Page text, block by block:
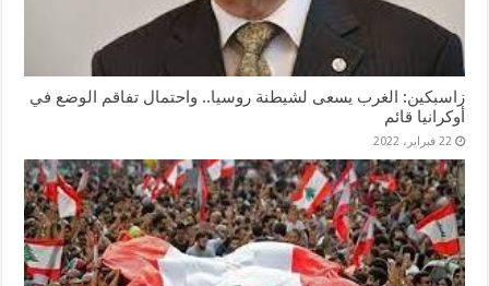
زاسبكين: الغرب يسعى لشيطنة روسيا.. واحتمال تفاقم الوضع في
أوكرانيا قائم
22 فبراير، 2022